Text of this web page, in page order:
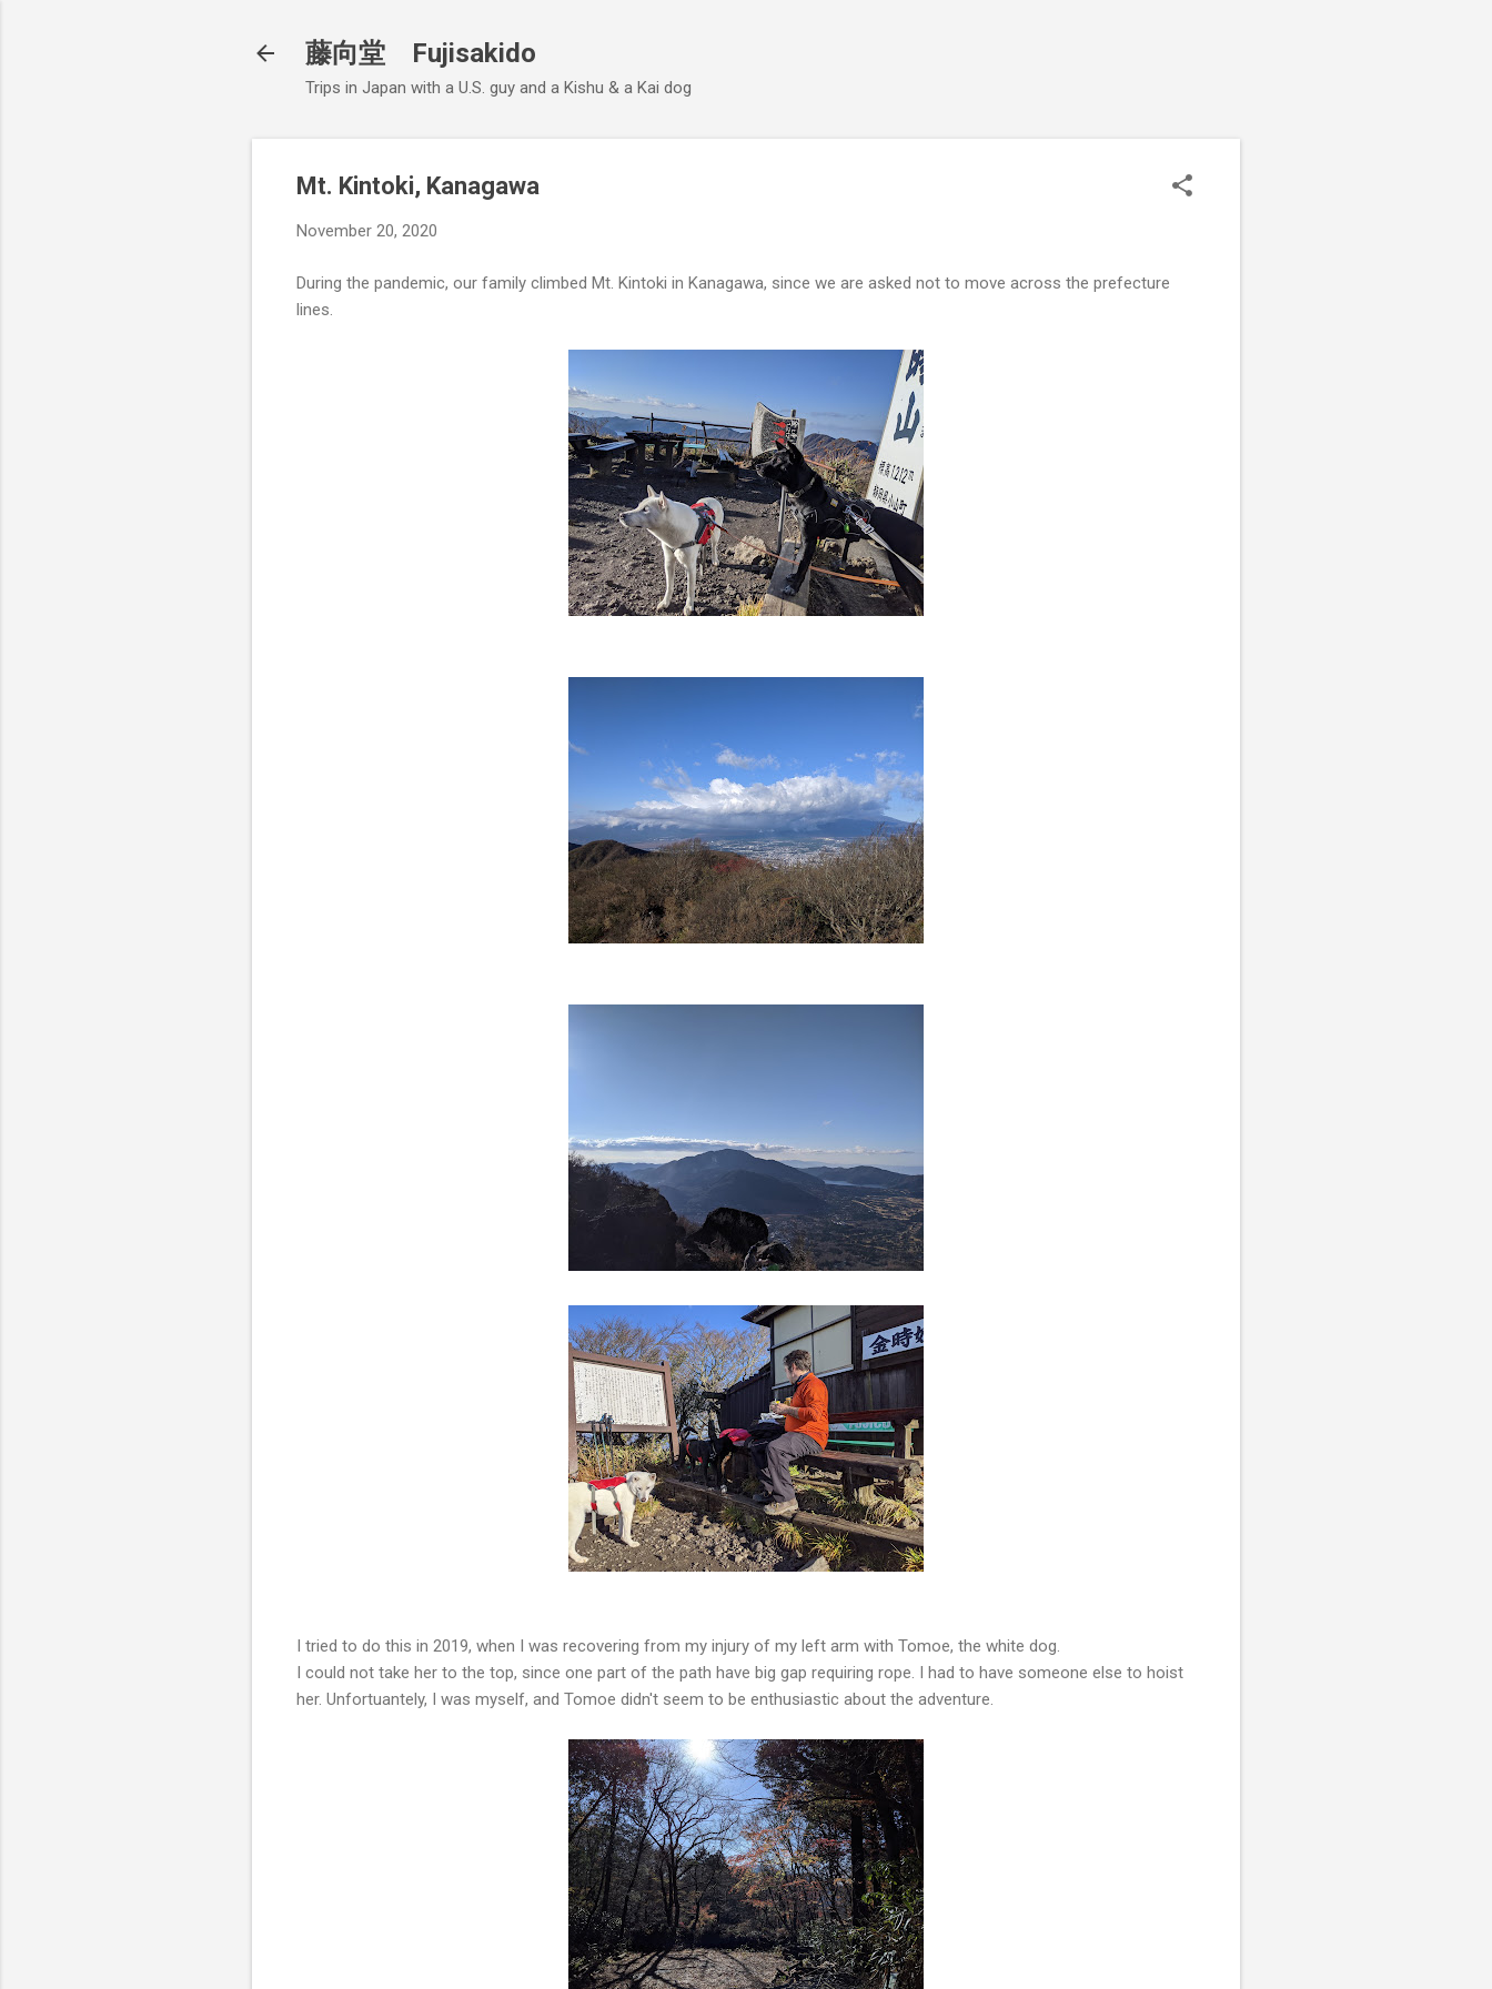
藤向堂 Fujisakido
Trips in Japan with a U.S. guy and a Kishu & a Kai dog
Mt. Kintoki, Kanagawa
November 20, 2020
During the pandemic, our family climbed Mt. Kintoki in Kanagawa, since we are asked not to move across the prefecture
lines.
I tried to do this in 2019, when I was recovering from my injury of my left arm with Tomoe, the white dog.
I could not take her to the top, since one part of the path have big gap requiring rope. I had to have someone else to hoist
her. Unfortuantely, I was myself, and Tomoe didn't seem to be enthusiastic about the adventure.